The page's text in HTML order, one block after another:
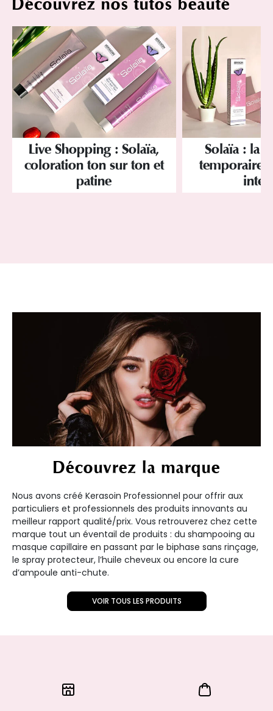
Découvrez nos tutos beauté
Live Shopping : Solaïa,
coloration ton sur ton et
patine
Solaïa : la
temporaire
Découvrez la marque
Nous avons créé Kerasoin Professionnel pour offrir aux
particuliers et professionnels des produits innovants au
meilleur rapport qualité/prix. Vous retrouverez chez cette
marque tout un éventail de produits : du shampooing au
masque capillaire en passant par le biphase sans rinçage,
le spray protecteur, l’huile cheveux ou encore la cure
d’ampoule anti-chute.
VOIR TOUS LES PRODUITS